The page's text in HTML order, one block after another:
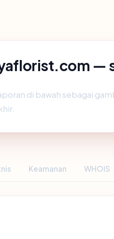
—
di bawah sebagai
Keamanan WHOIS